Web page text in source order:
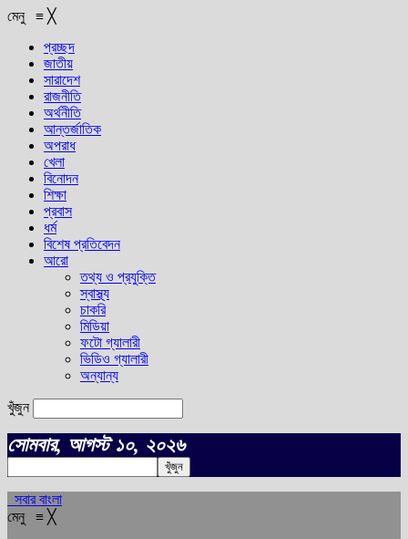
মেনু ≡ ╳
প্রচ্ছদ
জাতীয়
সারাদেশ
রাজনীতি
অর্থনীতি
আন্তর্জাতিক
অপরাধ
খেলা
বিনোদন
শিক্ষা
প্রবাস
ধর্ম
বিশেষ প্রতিবেদন
আরো
তথ্য ও প্রযুক্তি
স্বাস্থ্য
চাকরি
মিডিয়া
ফটো গ্যালারী
ভিডিও গ্যালারী
অন্যান্য
খুঁজুন
সোমবার, আগস্ট ১০, ২০২৬
সবার বাংলা
মেনু ≡ ╳